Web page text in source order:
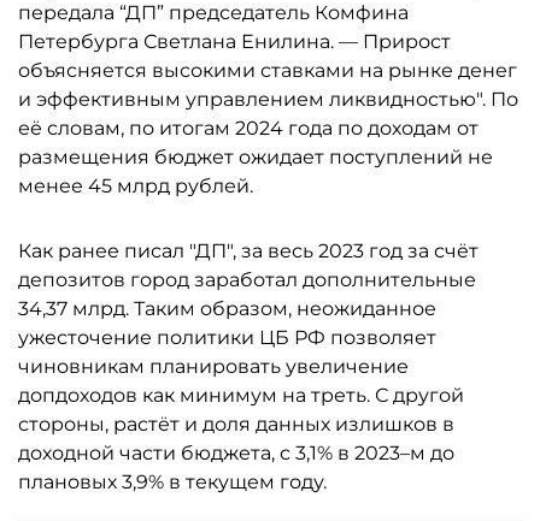
передала “ДП” председатель Комфина
Петербурга Светлана Енилина. — Прирост
объясняется высокими ставками на рынке денег
и эффективным управлением ликвидностью". По
её словам, по итогам 2024 года по доходам от
размещения бюджет ожидает поступлений не
менее 45 млрд рублей.
Как ранее писал "ДП", за весь 2023 год за счёт
депозитов город заработал дополнительные
34,37 млрд. Таким образом, неожиданное
ужесточение политики ЦБ РФ позволяет
чиновникам планировать увеличение
допдоходов как минимум на треть. С другой
стороны, растёт и доля данных излишков в
доходной части бюджета, с 3,1% в 2023–м до
плановых 3,9% в текущем году.